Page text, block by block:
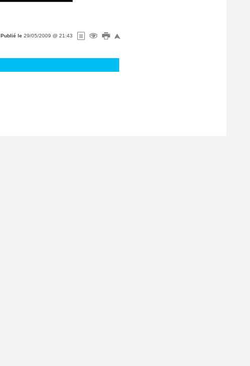
Publié le 29/05/2009 @ 21:43